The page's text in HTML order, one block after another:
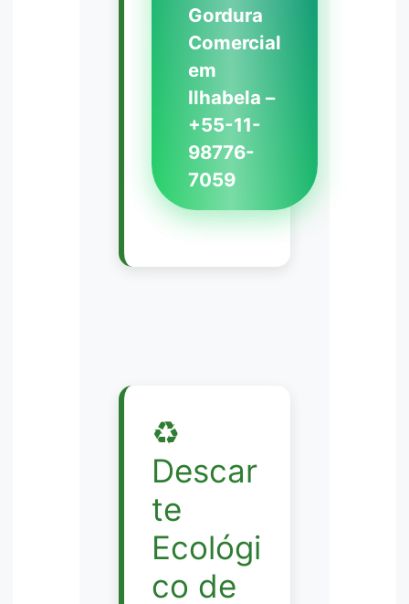
Gordura
Comercial
em
Ilhabela –
+55-11-
98776-
7059
♻️
Descar
te
Ecológi
co de